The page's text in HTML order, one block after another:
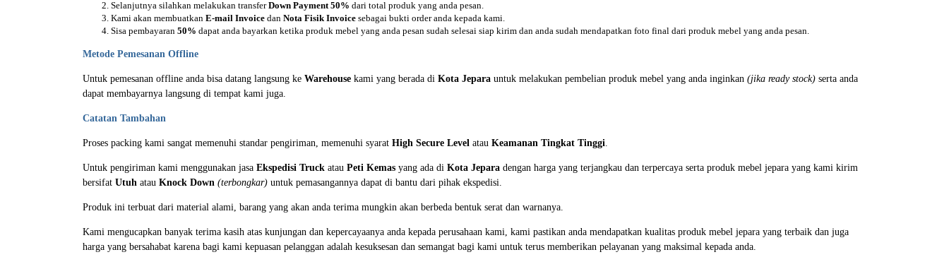
Selanjutnya silahkan melakukan transferDown Payment 50% dari total produk yang anda pesan.
Kami akan membuatkan E-mail Invoice dan Nota Fisik Invoice sebagai bukti order anda kepada kami.
Sisa pembayaran 50% dapat anda bayarkan ketika produk mebel yang anda pesan sudah selesai siap kirim dan anda sudah mendapatkan foto final dari produk mebel yang anda pesan.
Metode Pemesanan Offline
Untuk pemesanan offline anda bisa datang langsung ke Warehouse kami yang berada di Kota Jepara untuk melakukan pembelian produk mebel yang anda inginkan (jika ready stock) serta anda
dapat membayarnya langsung di tempat kami juga.
Catatan Tambahan
Proses packing kami sangat memenuhi standar pengiriman, memenuhi syarat High Secure Level atau Keamanan Tingkat Tinggi
Untuk pengiriman kami menggunakan jasa Ekspedisi Truck atau Peti Kemas yang ada di Kota Jepara dengan harga yang terjangkau dan terpercaya serta produk mebel jepara yang kami kirim
bersifat Utuh atau Knock Down (terbongkar) untuk pemasangannya dapat di bantu dari pihak ekspedisi.
Produk ini terbuat dari material alami, barang yang akan anda terima mungkin akan berbeda bentuk serat dan warnanya.
Kami mengucapkan banyak terima kasih atas kunjungan dan kepercayaanya anda kepada perusahaan kami, kami pastikan anda mendapatkan kualitas produk mebel jepara yang terbaik dan juga
harga yang bersahabat karena bagi kami kepuasan pelanggan adalah kesuksesan dan semangat bagi kami untuk terus memberikan pelayanan yang maksimal kepada anda.